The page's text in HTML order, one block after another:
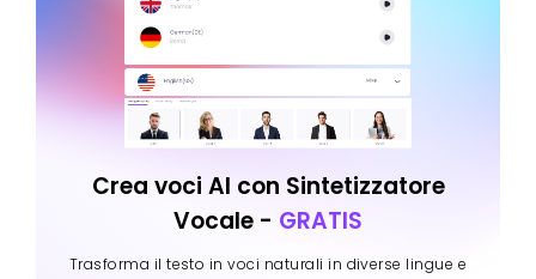
Crea voci AI con Sintetizzatore
Vocale - GRATIS
Trasforma il testo in voci naturali in diverse lingue e